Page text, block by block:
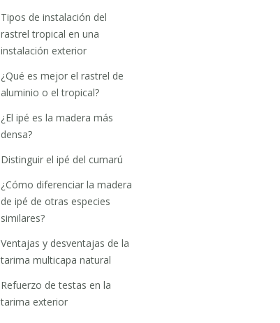
Tipos de instalación del
rastrel tropical en una
instalación exterior
¿Qué es mejor el rastrel de
aluminio o el tropical?
¿El ipé es la madera más
densa?
Distinguir el ipé del cumarú
¿Cómo diferenciar la madera
de ipé de otras especies
similares?
Ventajas y desventajas de la
tarima multicapa natural
Refuerzo de testas en la
tarima exterior